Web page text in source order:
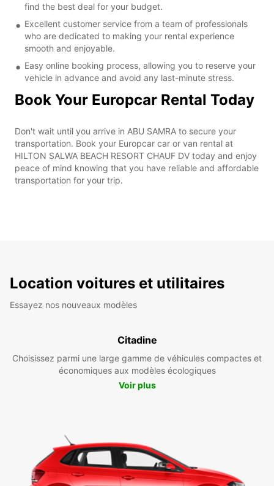
find the best deal for your budget.
Excellent customer service from a team of professionals
who are dedicated to making your rental experience
smooth and enjoyable.
Easy online booking process, allowing you to reserve your
vehicle in advance and avoid any last-minute stress.
Book Your Europcar Rental Today
Don't wait until you arrive in ABU SAMRA to secure your
transportation. Book your Europcar car or van rental at
HILTON SALWA BEACH RESORT CHAUF DV today and enjoy
peace of mind knowing that you have reliable and affordable
transportation for your trip.
Location voitures et utilitaires
Essayez nos nouveaux modèles
Citadine
Choisissez parmi une large gamme de véhicules compactes et
économiques aux modèles écologiques
Voir plus